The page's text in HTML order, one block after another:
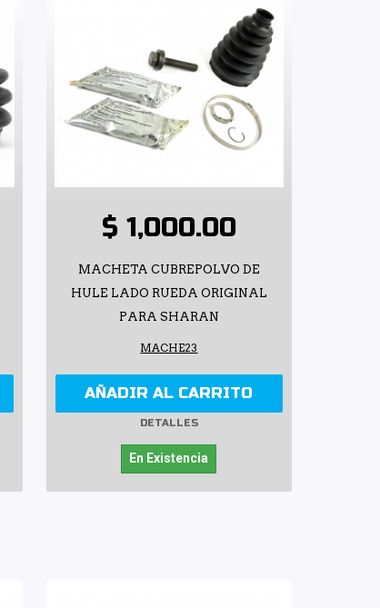
$ 1,000.00
MACHETA CUBREPOLVO DE
HULE LADO RUEDA ORIGINAL
PARA SHARAN
MACHE23
AÑADIR AL CARRITO
DETALLES
En Existencia